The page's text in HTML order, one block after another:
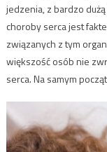
jedzenia, z bardzo
choroby serca jest
związanych z tym
większość osób nie
serca. Na samym